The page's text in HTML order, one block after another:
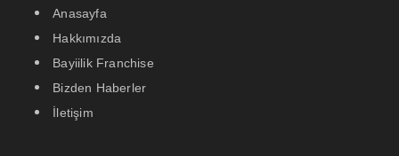
Anasayfa
Hakkımızda
Bayiilik Franchise
Bizden Haberler
İletişim